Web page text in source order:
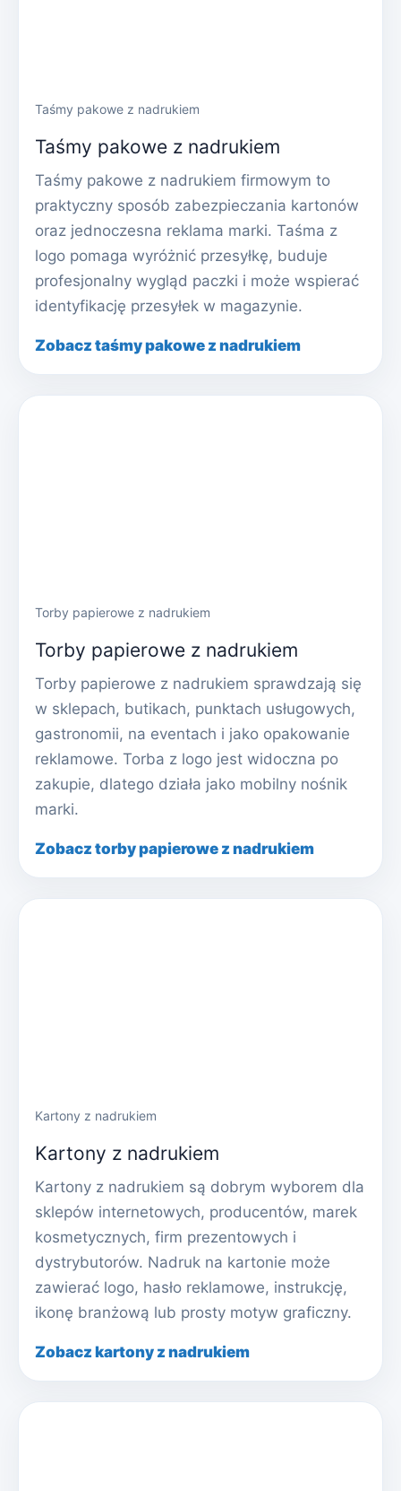
Taśmy pakowe z nadrukiem
Taśmy pakowe z nadrukiem
Taśmy pakowe z nadrukiem firmowym to
praktyczny sposób zabezpieczania kartonów
oraz jednoczesna reklama marki. Taśma z
logo pomaga wyróżnić przesyłkę, buduje
profesjonalny wygląd paczki i może wspierać
identyfikację przesyłek w magazynie.
Zobacz taśmy pakowe z nadrukiem
Torby papierowe z nadrukiem
Torby papierowe z nadrukiem
Torby papierowe z nadrukiem sprawdzają się
w sklepach, butikach, punktach usługowych,
gastronomii, na eventach i jako opakowanie
reklamowe. Torba z logo jest widoczna po
zakupie, dlatego działa jako mobilny nośnik
marki.
Zobacz torby papierowe z nadrukiem
Kartony z nadrukiem
Kartony z nadrukiem
Kartony z nadrukiem są dobrym wyborem dla
sklepów internetowych, producentów, marek
kosmetycznych, firm prezentowych i
dystrybutorów. Nadruk na kartonie może
zawierać logo, hasło reklamowe, instrukcję,
ikonę branżową lub prosty motyw graficzny.
Zobacz kartony z nadrukiem